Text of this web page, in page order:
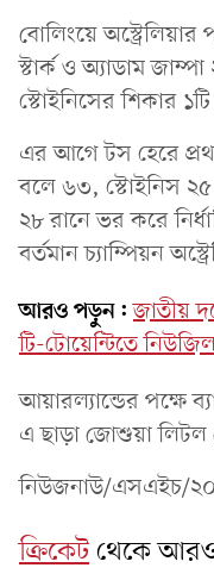
বোলিংয়ে অস্ট্রেলিয়ার
স্টার্ক ও অ্যাডাম
স্টোইনিসের শিকার
এর আগে টস হেরে
বলে ৬৩, স্টোইনিস
২৮ রানে ভর করে
বর্তমান চ্যাম্পিয়ন
আরও পড়ুন: জাতীয়
টি-টোয়েন্টিতে
আয়ারল্যান্ডের পক্ষে
এ ছাড়া জোশুয়া লিটল
নিউজনাউ/এসএইচ/
ক্রিকেটথেকে